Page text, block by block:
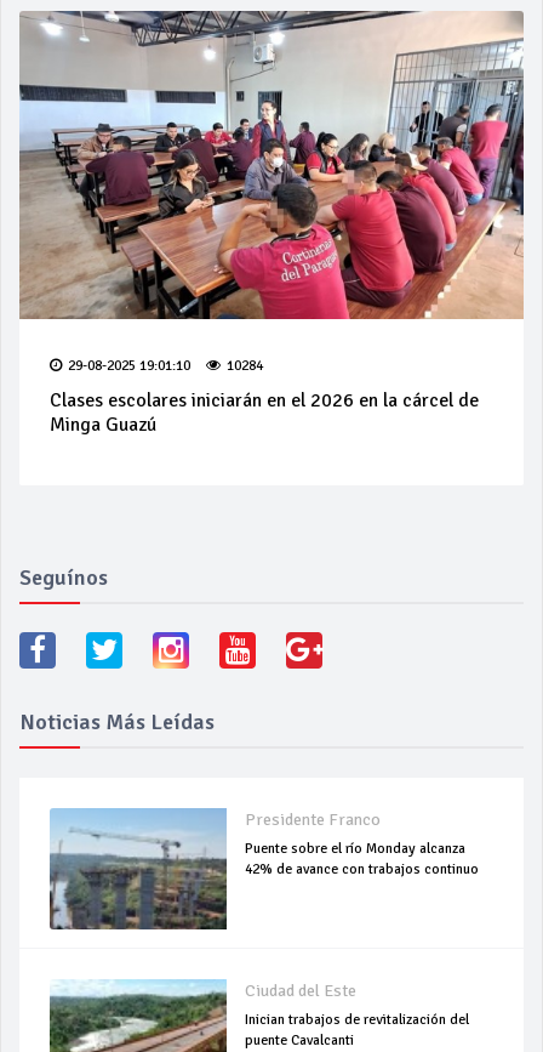
29-08-2025 19:01:10 10284
Clases escolares iniciarán en el 2026 en la cárcel de
Minga Guazú
Seguínos
Noticias Más Leídas
Presidente Franco
Puente sobre el río Monday alcanza
42% de avance con trabajos continuo
Ciudad del Este
Inician trabajos de revitalización del
puente Cavalcanti